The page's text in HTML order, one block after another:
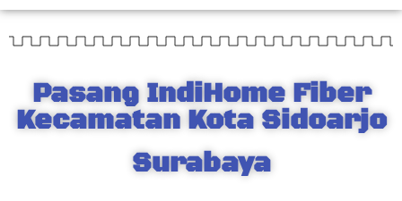
Pasang IndiHome Fiber
Kecamatan Kota Sidoarjo
Surabaya